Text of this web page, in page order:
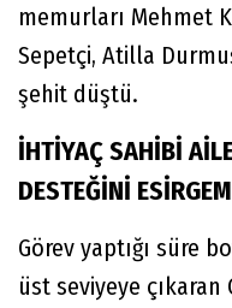
memurları Mehmet
Sepetçi, Atilla
şehit düştü.
İHTİYAÇ SAHİBİ
DESTEĞİNİ
Görev yaptığı süre
üst seviyeye